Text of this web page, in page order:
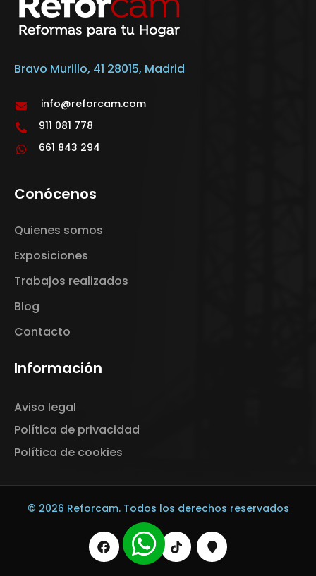
Bravo Murillo, 41 28015, Madrid
info@reforcam.com
911 081 778
661 843 294
Conócenos
Quienes somos
Exposiciones
Trabajos realizados
Blog
Contacto
Información
Aviso legal
Política de privacidad
Política de cookies
© 2026 Reforcam. Todos los derechos reservados